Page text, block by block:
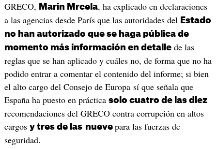
GRECO, Marin Mrcela, ha explicado en declaraciones
a las agencias desde París que las autoridades del Estado
no han autorizado que se haga pública de
momento más información en detallede las
reglas que se han aplicado y cuáles no, de forma que no ha
podido entrar a comentar el contenido del informe; si bien
el alto cargo del Consejo de Europa sí que señala que
España ha puesto en práctica solo cuatro de las diez
recomendaciones del GRECO contra corrupción en altos
cargos y tres de las nueve para las fuerzas de
seguridad.